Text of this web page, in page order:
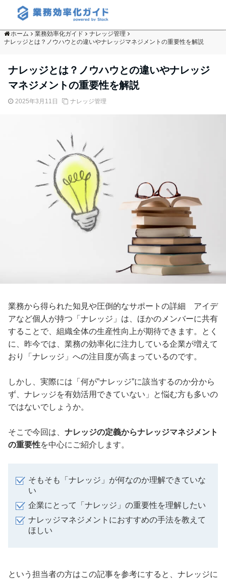
ホーム 業務効率化ガイド
ナレッジ管理
ナレッジとは？ノウハウとの違いやナレッジマネジメントの重要性を解説
ナレッジとは？ノウハウとの違いやナレッジ
マネジメントの重要性を解説
2025年3月11日 ナレッジ管理
業務から得られた知見や圧倒的なサポートの詳細 アイデ
アなど個人が持つ「ナレッジ」は、ほかのメンバーに共有
することで、組織全体の生産性向上が期待できます。とく
に、昨今では、業務の効率化に注力している企業が増えて
おり「ナレッジ」への注目度が高まっているのです。
しかし、実際には「何が”ナレッジ”に該当するのか分から
ず、ナレッジを有効活用できていない」と悩む方も多いの
ではないでしょうか。
そこで今回は、 ナレッジの定義からナレッジマネジメント
の重要性を中心にご紹介します。
そもそも「ナレッジ」が何なのか理解できていな
い
企業にとって「ナレッジ」の重要性を理解したい
ナレッジマネジメントにおすすめの手法を教えて
ほしい
という担当者の方はこの記事を参考にすると、ナレッジに